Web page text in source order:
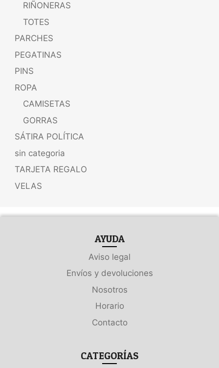
RIÑONERAS
TOTES
PARCHES
PEGATINAS
PINS
ROPA
CAMISETAS
GORRAS
SÁTIRA POLÍTICA
sin categoria
TARJETA REGALO
VELAS
AYUDA
Aviso legal
Envíos y devoluciones
Nosotros
Horario
Contacto
CATEGORÍAS